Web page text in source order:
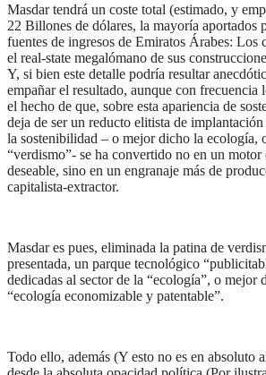
Masdar tendrá un coste total (estimado, y
22 Billones de dólares, la mayoría aportados
fuentes de ingresos de Emiratos Árabes: Los
el real-state megalómano de sus
Y, si bien este detalle podría resultar
empañar el resultado, aunque con frecuencia
el hecho de que, sobre esta apariencia de
deja de ser un reducto elitista de
la sostenibilidad – o mejor dicho la ecología,
“verdismo”- se ha convertido no en un motor
deseable, sino en un engranaje más de
capitalista-extractor.
Masdar es pues, eliminada la patina de
presentada, un parque tecnológico
dedicadas al sector de la “ecología”, o mejor
“ecología economizable y patentable”.
Todo ello, además (Y esto no es en absoluto